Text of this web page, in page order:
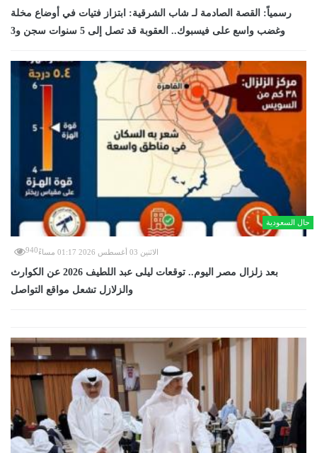
رسمياً: القصة الصادمة لـ شاب الشرقية: ابتزاز فتيات في أوضاع مخلة
وغضب واسع على فيسبوك.. العقوبة قد تصل إلى 5 سنوات سجن و3
حال السعودية
الاثنين 03 أغسطس 2026 01:17 مساءً 940
بعد زلزال مصر اليوم.. توقعات ليلى عبد اللطيف 2026 عن الكوارث
والزلازل تشعل مواقع التواصل